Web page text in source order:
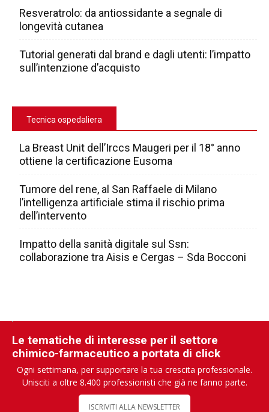
Resveratrolo: da antiossidante a segnale di
longevità cutanea
Tutorial generati dal brand e dagli utenti: l’impatto
sull’intenzione d’acquisto
Tecnica ospedaliera
La Breast Unit dell’Irccs Maugeri per il 18° anno
ottiene la certificazione Eusoma
Tumore del rene, al San Raffaele di Milano
l’intelligenza artificiale stima il rischio prima
dell’intervento
Impatto della sanità digitale sul Ssn:
collaborazione tra Aisis e Cergas – Sda Bocconi
Le tematiche di interesse per il settore
chimico-farmaceutico a portata di click
Ogni settimana, per supportare la tua crescita professionale.
Unisciti a oltre 8.400 professionisti che già ne fanno parte.
ISCRIVITI ALLA NEWSLETTER